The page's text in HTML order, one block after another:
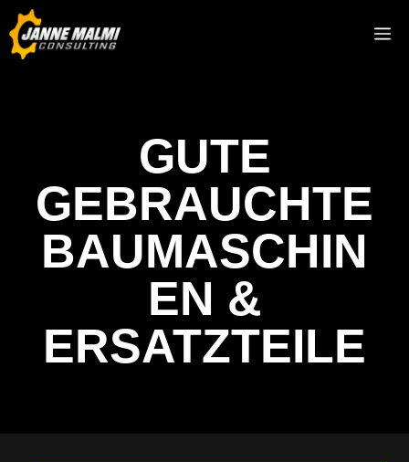
GUTE
GEBRAUCHTE
BAUMASCHIN
EN &
ERSATZTEILE